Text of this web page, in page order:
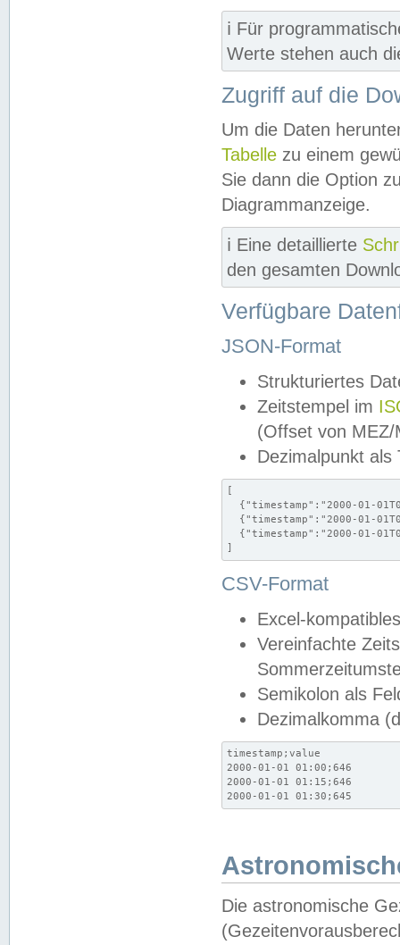
ℹ️ Für
Werte stehen auch
Zugriff auf die
Um die Daten
Tabelle zu einem
Sie dann die Option
Diagrammanzeige.
ℹ️ Eine detaillierte
den gesamten
Verfügbare
JSON-Format
Strukturiertes
Zeitstempel im
(Offset von MEZ/
Dezimalpunkt als
[
{"timestamp":"2000-01-
{"timestamp":"2000-01-
{"timestamp":"2000-01-
]
CSV-Format
Excel-
Vereinfachte
Semikolon als
Dezimalkomma
timestamp;value
2000-01-01 01:00;646
2000-01-01 01:15;646
2000-01-01 01:30;645
Die astronomische